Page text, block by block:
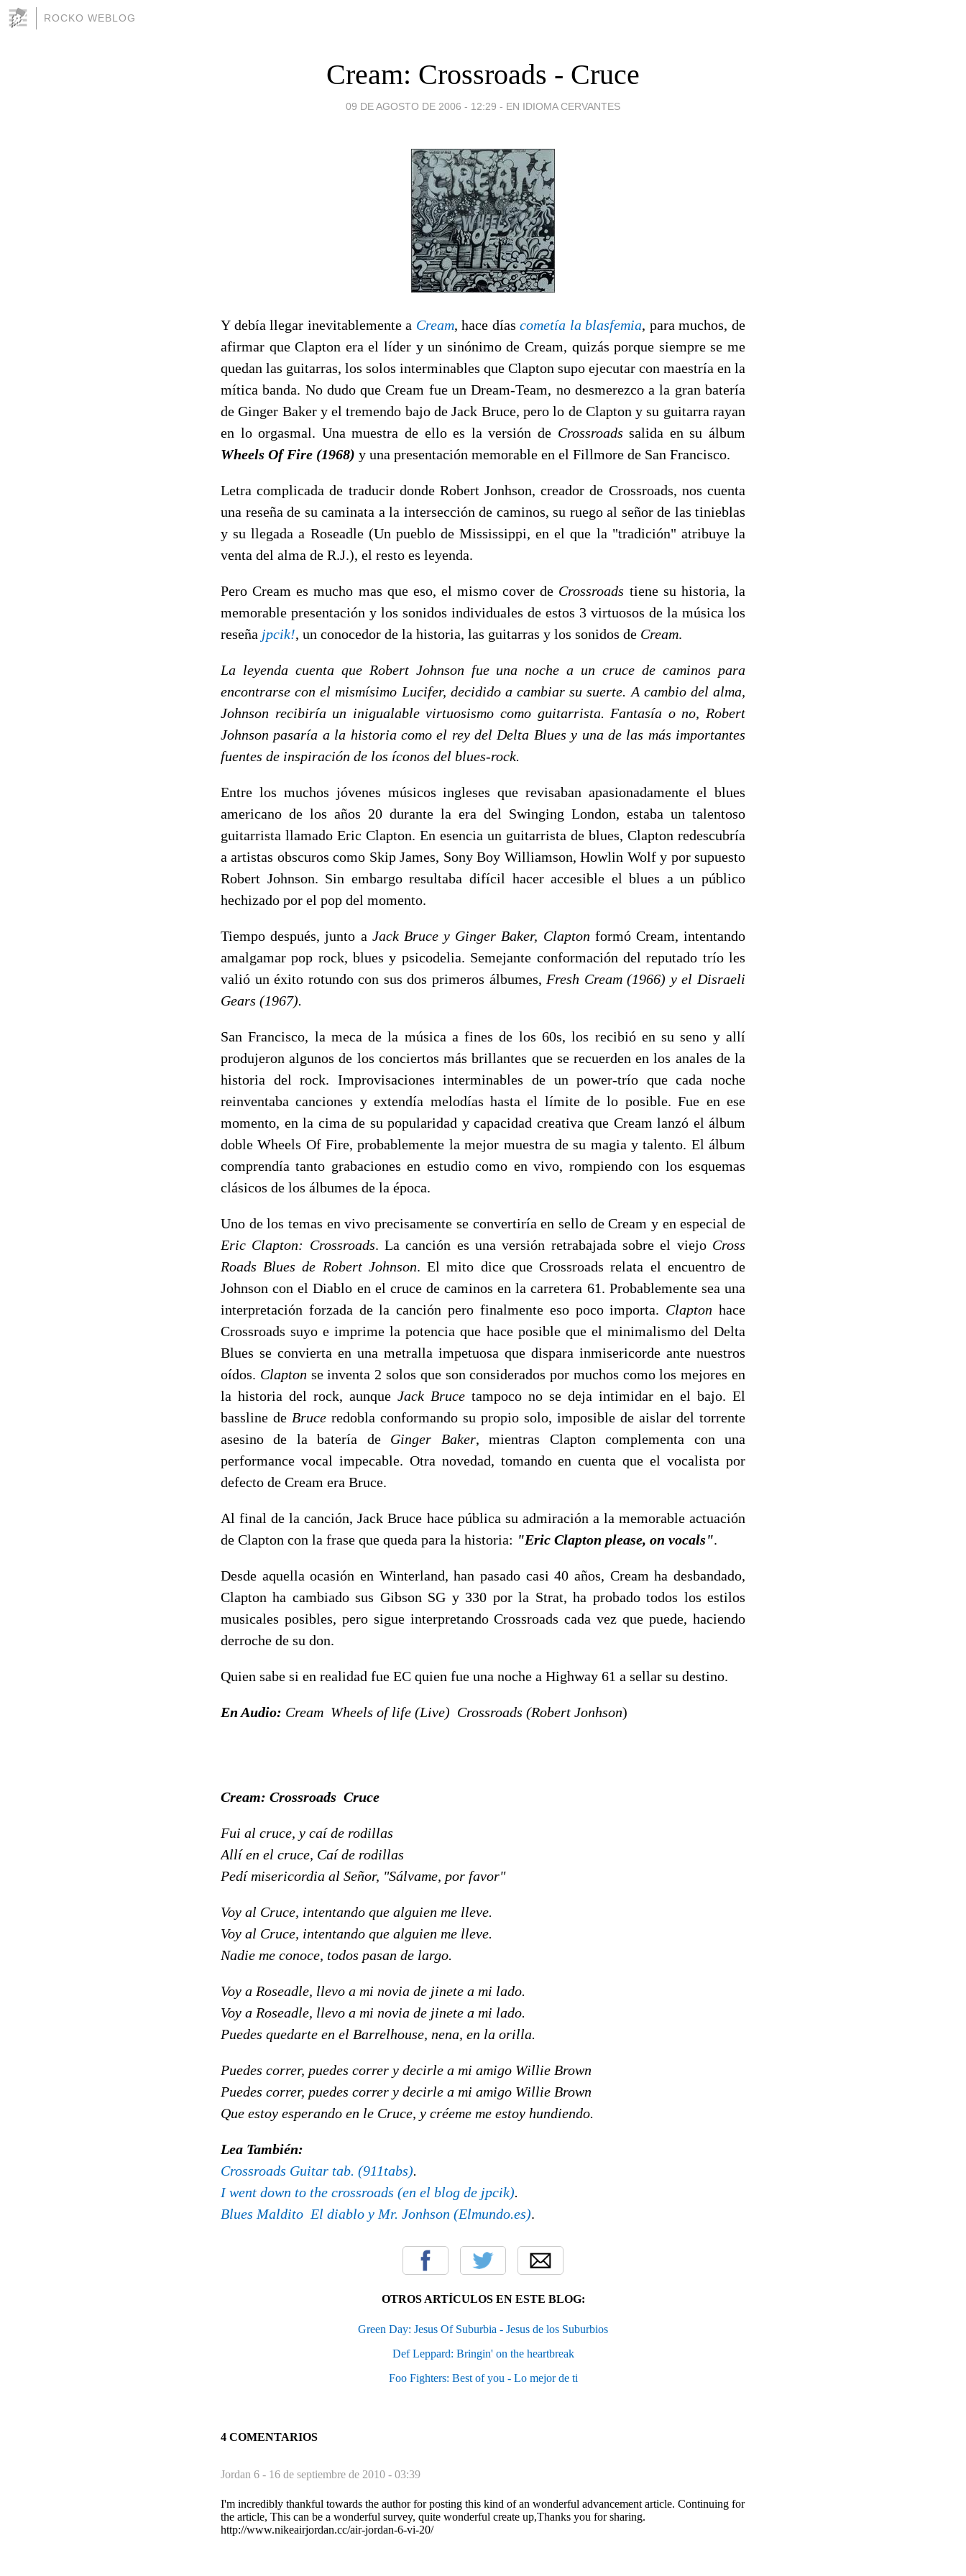
ROCKO WEBLOG
Cream: Crossroads - Cruce
09 DE AGOSTO DE 2006 - 12:29 - EN IDIOMA CERVANTES
Y debía llegar inevitablemente a Cream, hace díascometía la blasfemia, para muchos, de
afirmar que Clapton era el líder y un sinónimo de Cream, quizás porque siempre se me
quedan las guitarras, los solos interminables que Clapton supo ejecutar con maestría en la
mítica banda. No dudo que Cream fue un Dream-Team, no desmerezco a la gran batería
de Ginger Baker y el tremendo bajo de Jack Bruce, pero lo de Clapton y su guitarra rayan
en lo orgasmal. Una muestra de ello es la versión de  Crossroads  salida en su álbum
Wheels Of Fire (1968) y una presentación memorable en el Fillmore de San Francisco.
Letra complicada de traducir donde Robert Jonhson, creador de Crossroads, nos cuenta
una reseña de su caminata a la intersección de caminos, su ruego al señor de las tinieblas
y su llegada a Roseadle (Un pueblo de Mississippi, en el que la "tradición" atribuye la
venta del alma de R.J.), el resto es leyenda.
Pero Cream es mucho mas que eso, el mismo cover de  Crossroads  tiene su historia, la
memorable presentación y los sonidos individuales de estos 3 virtuosos de la música los
reseña jpcik!, un conocedor de la historia, las guitarras y los sonidos de Cream.
La leyenda cuenta que Robert Johnson fue una noche a un cruce de caminos para
encontrarse con el mismísimo Lucifer, decidido a cambiar su suerte. A cambio del alma,
Johnson recibiría un inigualable virtuosismo como guitarrista. Fantasía o no, Robert
Johnson pasaría a la historia como el rey del Delta Blues y una de las más importantes
fuentes de inspiración de los íconos del blues-rock.
Entre los muchos jóvenes músicos ingleses que revisaban apasionadamente el blues
americano de los años 20 durante la era del Swinging London, estaba un talentoso
guitarrista llamado Eric Clapton. En esencia un guitarrista de blues, Clapton redescubría
a artistas obscuros como Skip James, Sony Boy Williamson, Howlin Wolf y por supuesto
Robert Johnson. Sin embargo resultaba difícil hacer accesible el blues a un público
hechizado por el pop del momento.
Tiempo después, junto a Jack Bruce y Ginger Baker, Clapton formó Cream, intentando
amalgamar pop rock, blues y psicodelia. Semejante conformación del reputado trío les
valió un éxito rotundo con sus dos primeros álbumes, Fresh Cream (1966) y el Disraeli
Gears (1967).
San Francisco, la meca de la música a fines de los 60s, los recibió en su seno y allí
produjeron algunos de los conciertos más brillantes que se recuerden en los anales de la
historia del rock. Improvisaciones interminables de un power-trío que cada noche
reinventaba canciones y extendía melodías hasta el límite de lo posible. Fue en ese
momento, en la cima de su popularidad y capacidad creativa que Cream lanzó el álbum
doble Wheels Of Fire, probablemente la mejor muestra de su magia y talento. El álbum
comprendía tanto grabaciones en estudio como en vivo, rompiendo con los esquemas
clásicos de los álbumes de la época.
Uno de los temas en vivo precisamente se convertiría en sello de Cream y en especial de
Eric Clapton: Crossroads. La canción es una versión retrabajada sobre el viejo Cross
Roads Blues de Robert Johnson. El mito dice que Crossroads relata el encuentro de
Johnson con el Diablo en el cruce de caminos en la carretera 61. Probablemente sea una
interpretación forzada de la canción pero finalmente eso poco importa. Clapton hace
Crossroads suyo e imprime la potencia que hace posible que el minimalismo del Delta
Blues se convierta en una metralla impetuosa que dispara inmisericorde ante nuestros
oídos. Clapton se inventa 2 solos que son considerados por muchos como los mejores en
la historia del rock, aunque Jack Bruce tampoco no se deja intimidar en el bajo. El
bassline de Bruce redobla conformando su propio solo, imposible de aislar del torrente
asesino de la batería de Ginger Baker, mientras Clapton complementa con una
performance vocal impecable. Otra novedad, tomando en cuenta que el vocalista por
defecto de Cream era Bruce.
Al final de la canción, Jack Bruce hace pública su admiración a la memorable actuación
de Clapton con la frase que queda para la historia: "Eric Clapton please, on vocals".
Desde aquella ocasión en Winterland, han pasado casi 40 años, Cream ha desbandado,
Clapton ha cambiado sus Gibson SG y 330 por la Strat, ha probado todos los estilos
musicales posibles, pero sigue interpretando Crossroads cada vez que puede, haciendo
derroche de su don.
Quien sabe si en realidad fue EC quien fue una noche a Highway 61 a sellar su destino.
En Audio: Cream  Wheels of life (Live)  Crossroads (Robert Jonhson)
Cream: Crossroads  Cruce
Fui al cruce, y caí de rodillas
Allí en el cruce, Caí de rodillas
Pedí misericordia al Señor, "Sálvame, por favor"
Voy al Cruce, intentando que alguien me lleve.
Voy al Cruce, intentando que alguien me lleve.
Nadie me conoce, todos pasan de largo.
Voy a Roseadle, llevo a mi novia de jinete a mi lado.
Voy a Roseadle, llevo a mi novia de jinete a mi lado.
Puedes quedarte en el Barrelhouse, nena, en la orilla.
Puedes correr, puedes correr y decirle a mi amigo Willie Brown
Puedes correr, puedes correr y decirle a mi amigo Willie Brown
Que estoy esperando en le Cruce, y créeme me estoy hundiendo.
Lea También:
Crossroads Guitar tab. (911tabs).
I went down to the crossroads (en el blog de jpcik).
Blues Maldito  El diablo y Mr. Jonhson (Elmundo.es).
OTROS ARTÍCULOS EN ESTE BLOG:
Green Day: Jesus Of Suburbia - Jesus de los Suburbios
Def Leppard: Bringin' on the heartbreak
Foo Fighters: Best of you - Lo mejor de ti
4 COMENTARIOS
Jordan 6 - 16 de septiembre de 2010 - 03:39
I'm incredibly thankful towards the author for posting this kind of an wonderful advancement article. Continuing for
the article, This can be a wonderful survey, quite wonderful create up,Thanks you for sharing.
http://www.nikeairjordan.cc/air-jordan-6-vi-20/